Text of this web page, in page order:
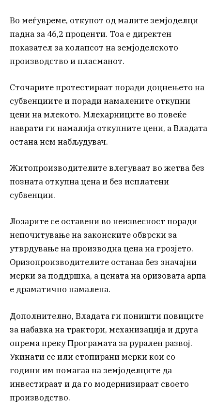
Во меѓувреме, откупот од малите земјоделци
падна за 46,2 проценти. Тоа е директен
показател за колапсот на земјоделското
производство и пласманот.
Сточарите протестираат поради доцнењето на
субвенциите и поради намалените откупни
цени на млекото. Млекарниците во повеќе
наврати ги намалија откупните цени, а Владата
остана нем набљудувач.
Житопроизводителите влегуваат во жетва без
позната откупна цена и без исплатени
субвенции.
Лозарите се оставени во неизвесност поради
непочитување на законските обврски за
утврдување на производна цена на грозјето.
Оризопроизводителите останаа без значајни
мерки за поддршка, а цената на оризовата арпа
е драматично намалена.
Дополнително, Владата ги поништи повиците
за набавка на трактори, механизација и друга
опрема преку Програмата за рурален развој.
Укинати се или стопирани мерки кои со
години им помагаа на земјоделците да
инвестираат и да го модернизираат своето
производство.